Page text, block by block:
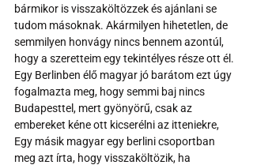
bármikor is visszaköltözzek és ajánlani se
tudom másoknak. Akármilyen hihetetlen, de
semmilyen honvágy nincs bennem azontúl,
hogy a szeretteim egy tekintélyes része ott él.
Egy Berlinben élő magyar jó barátom ezt úgy
fogalmazta meg, hogy semmi baj nincs
Budapesttel, mert gyönyörű, csak az
embereket kéne ott kicserélni az itteniekre,
Egy másik magyar egy berlini csoportban
meg azt írta, hogy visszaköltözik, ha